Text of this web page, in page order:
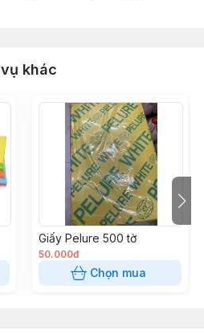
khác
Giấy Pelure 500 tờ
50.000đ
Chọn mua